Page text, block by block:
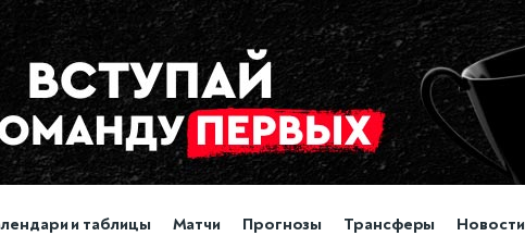
и таблицы Матчи Прогнозы Трансферы Новости